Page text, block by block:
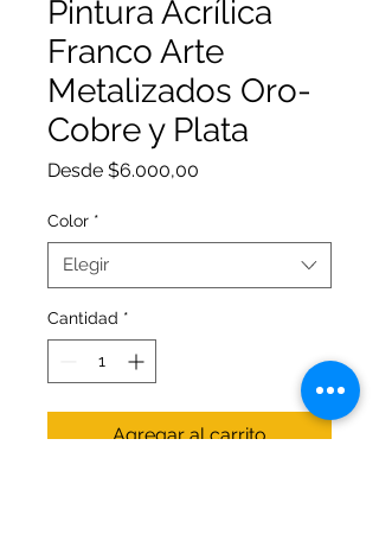
Pintura Acrílica
Franco Arte
Metalizados Oro-
Cobre y Plata
Desde $6.000,00
Color *
Elegir
Cantidad *
Agregar al carrito